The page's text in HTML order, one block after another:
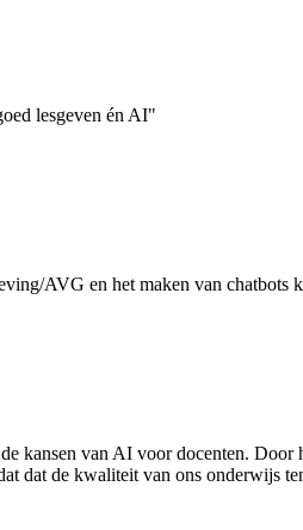
lesgeven én AI"
AVG en het maken van chatbots
kansen van AI voor docenten.
dat de kwaliteit van ons onderwijs